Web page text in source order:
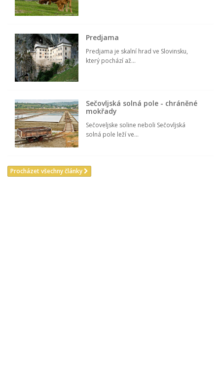
Predjama
Predjama je skalní hrad ve Slovinsku,
který pochází až...
Sečovljská solná pole - chráněné
mokřady
Sečoveljske soline neboli Sečovljská
solná pole leží ve...
Procházet všechny články